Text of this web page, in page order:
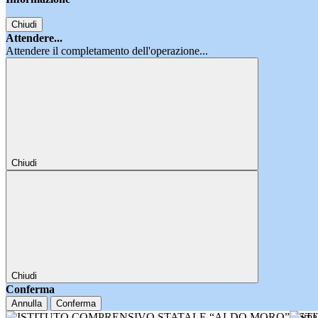
Chiudi
Attendere...
Attendere il completamento dell'operazione...
Chiudi
Chiudi
Conferma
Annulla Conferma